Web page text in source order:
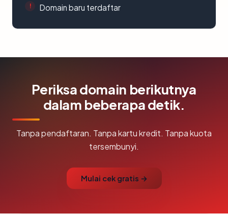
Domain baru terdaftar
Periksa domain berikutnya
dalam beberapa detik.
Tanpa pendaftaran. Tanpa kartu kredit. Tanpa kuota
tersembunyi.
Mulai cek gratis →